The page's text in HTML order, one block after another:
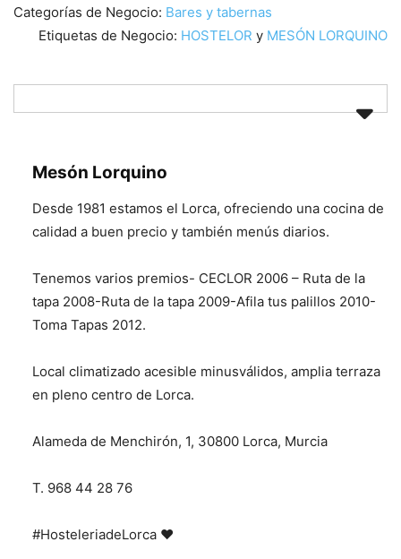
Categorías de Negocio: Bares y tabernas
Etiquetas de Negocio: HOSTELOR y MESÓN LORQUINO
Mesón Lorquino
Desde 1981 estamos el Lorca, ofreciendo una cocina de
calidad a buen precio y también menús diarios.
Tenemos varios premios- CECLOR 2006 – Ruta de la
tapa 2008-Ruta de la tapa 2009-Afila tus palillos 2010-
Toma Tapas 2012.
Local climatizado acesible minusválidos, amplia terraza
en pleno centro de Lorca.
Alameda de Menchirón, 1, 30800 Lorca, Murcia
T. 968 44 28 76
#HosteleriadeLorca ❤️